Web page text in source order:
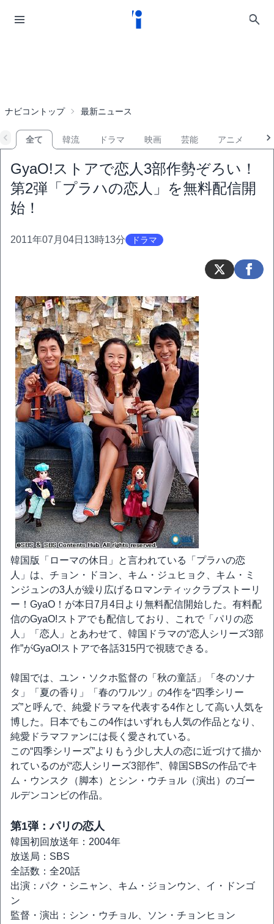
ナビコントップ 最新ニュース
全て 韓流 ドラマ 映画 芸能 アニメ
GyaO!ストアで恋人3部作勢ぞろい！
第2弾「プラハの恋人」を無料配信開
始！
2011年07月04日13時13分 ドラマ
韓国版「ローマの休日」と言われている「プラハの恋
人」は、チョン・ドヨン、キム・ジュヒョク、キム・ミ
ンジュンの3人が繰り広げるロマンティックラブストーリ
ー！GyaO！が本日7月4日より無料配信開始した。有料配
信のGyaO!ストアでも配信しており、これで「パリの恋
人」「恋人」とあわせて、韓国ドラマの“恋人シリーズ3部
作”がGyaO!ストアで各話315円で視聴できる。
韓国では、ユン・ソクホ監督の「秋の童話」「冬のソナ
タ」「夏の香り」「春のワルツ」の4作を“四季シリー
ズ”と呼んで、純愛ドラマを代表する4作として高い人気を
博した。日本でもこの4作はいずれも人気の作品となり、
純愛ドラマファンには長く愛されている。
この“四季シリーズ”よりもう少し大人の恋に近づけて描か
れているのが“恋人シリーズ3部作”、韓国SBSの作品でキ
ム・ウンスク（脚本）とシン・ウチョル（演出）のゴー
ルデンコンビの作品。
第1弾：パリの恋人
韓国初回放送年：2004年
放送局：SBS
全話数：全20話
出演：パク・シニャン、キム・ジョンウン、イ・ドンゴ
ン
監督・演出：シン・ウチョル、ソン・チョンヒョン